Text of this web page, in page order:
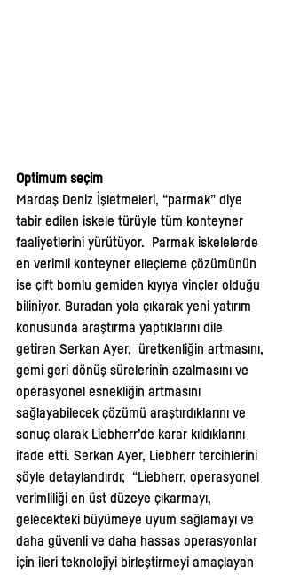
Optimum seçim
Mardaş Deniz İşletmeleri, “parmak” diye
tabir edilen iskele türüyle tüm konteyner
faaliyetlerini yürütüyor.  Parmak iskelelerde
en verimli konteyner elleçleme çözümünün
ise çift bomlu gemiden kıyıya vinçler olduğu
biliniyor. Buradan yola çıkarak yeni yatırım
konusunda araştırma yaptıklarını dile
getiren Serkan Ayer,  üretkenliğin artmasını,
gemi geri dönüş sürelerinin azalmasını ve
operasyonel esnekliğin artmasını
sağlayabilecek çözümü araştırdıklarını ve
sonuç olarak Liebherr’de karar kıldıklarını
ifade etti. Serkan Ayer, Liebherr tercihlerini
şöyle detaylandırdı;  “Liebherr, operasyonel
verimliliği en üst düzeye çıkarmayı,
gelecekteki büyümeye uyum sağlamayı ve
daha güvenli ve daha hassas operasyonlar
için ileri teknolojiyi birleştirmeyi amaçlayan